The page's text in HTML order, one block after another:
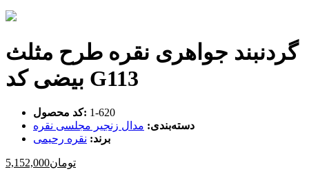
گردنبند جواهری نقره طرح مثلث
بیضی کد G113
کد محصول: ‎1-620
دسته‌بندی: مدال زنجیر مجلسی نقره
برند: نقره رحیمی
5,152,000تومان